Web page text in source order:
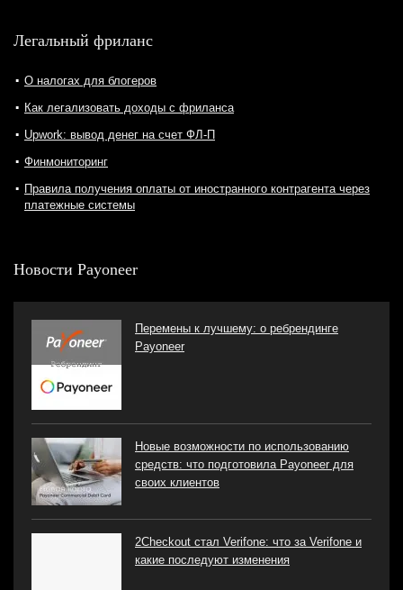
Легальный фриланс
О налогах для блогеров
Как легализовать доходы с фриланса
Upwork: вывод денег на счет ФЛ-П
Финмониторинг
Правила получения оплаты от иностранного контрагента через
платежные системы
Новости Payoneer
Перемены к лучшему: о ребрендинге
Payoneer
Новые возможности по использованию
средств: что подготовила Payoneer для
своих клиентов
2Checkout стал Verifone: что за Verifone и
какие последуют изменения